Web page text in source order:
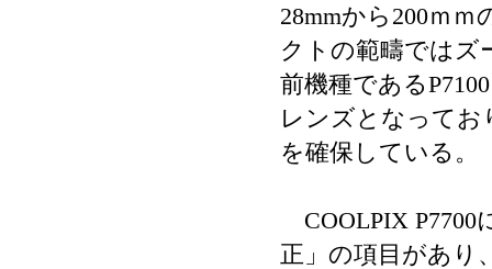
28mmから200ｍ
クトの範疇ではズ
前機種である
レンズとなってお
を確保している。
COOLPIX P7700
正」の項目があり